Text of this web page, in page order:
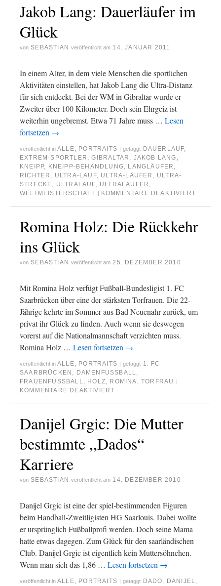
Jakob Lang: Dauerläufer im
Glück
von SEBASTIAN veröffentlicht am 14. JANUAR 2011
In einem Alter, in dem viele Menschen die sportlichen
Aktivitäten einstellen, hat Jakob Lang die Ultra-Distanz
für sich entdeckt. Bei der WM in Gibraltar wurde er
Zweiter über 100 Kilometer. Doch sein Ehrgeiz ist
weiterhin ungebremst. Etwa 71 Jahre muss … Lesen
fortsetzen →
veröffentlicht in ALLE, PORTRAITS getaggt DAUERLAUF,
EXTREM-SPORTLER ,GIBRALTAR , JAKOB LANG ,
KNEIPP, KNEIPP-BEHANDLUNG, LANGLÄUFER ,
RICHTER , ULTRA-LAUF, ULTRA-LÄUFER , ULTRA-
STRECKE, ULTRALAUF, ULTRALÄUFER ,
WELTMEISTERSCHAFT
KOMMENTARE DEAKTIVIERT
Romina Holz: Die Rückkehr
ins Glück
von SEBASTIAN veröffentlicht am 25. DEZEMBER 2010
Mit Romina Holz verfügt Fußball-Bundesligist 1. FC
Saarbrücken über eine der stärksten Torfrauen. Die 22-
Jährige kehrte im Sommer aus Bad Neuenahr zurück, um
privat ihr Glück zu finden. Auch wenn sie deswegen
vorerst auf die Nationalmannschaft verzichten muss.
Romina Holz … Lesen fortsetzen →
veröffentlicht in ALLE, PORTRAITS getaggt 1. FC
SAARBRÜCKEN , DAMENFUSSBALL
,
FRAUENFUSSBALL
, HOLZ, ROMINA ,TORFRAU
KOMMENTARE DEAKTIVIERT
Danijel Grgic: Die Mutter
bestimmte ,,Dados“
Karriere
von SEBASTIAN veröffentlicht am 14. DEZEMBER 2010
Danijel Grgic ist eine der spiel-bestimmenden Figuren
beim Handball-Zweitligisten HG Saarlouis. Dabei wollte
er ursprünglich Fußballprofi werden. Doch seine Mama
hatte etwas dagegen. Zum Glück für den saarländischen
Club. Danijel Grgic ist eigentlich kein Muttersöhnchen.
Wenn man sich das 1,86 … Lesen fortsetzen →
veröffentlicht in ALLE, PORTRAITS getaggt DADO, DANIJEL,